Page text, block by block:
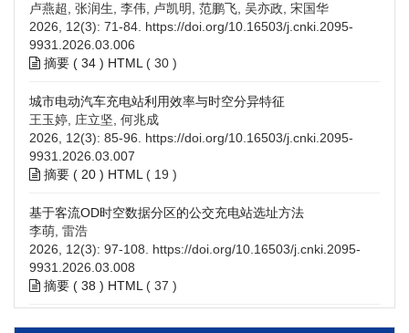
卢燕超, 张润生, 李伟, 卢凯明, 范鹏飞, 吴亦政, 宋国华
2026, 12(3): 71-84. https://doi.org/10.16503/j.cnki.2095-
9931.2026.03.006
摘要 ( 34 ) HTML ( 30 )
城市电动汽车充电站利用效率与时空分异特征
王玉婷, 庄立坚, 何兆成
2026, 12(3): 85-96. https://doi.org/10.16503/j.cnki.2095-
9931.2026.03.007
摘要 ( 20 ) HTML ( 19 )
基于客流OD时空数据分区的公交充电站选址方法
李萌, 雷浩
2026, 12(3): 97-108. https://doi.org/10.16503/j.cnki.2095-
9931.2026.03.008
摘要 ( 38 ) HTML ( 37 )
高速公路充电设施技术规划综述：场景需求、技术路线与配置